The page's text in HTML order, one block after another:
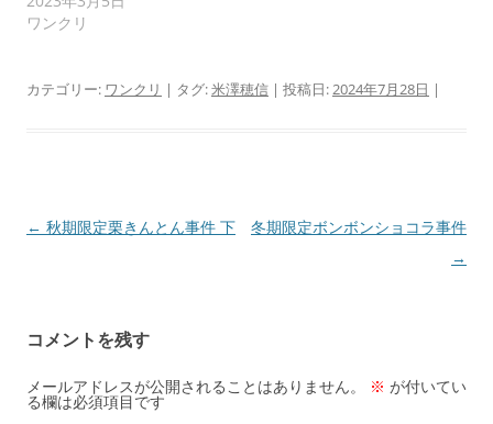
ワンクリ
カテゴリー: ワンクリ | タグ:米澤穂信 | 投稿日:2024年7月28日 |
投
ゲ
ー
シ
← 秋期限定栗きんとん事件 下
冬期限定ボンボンショコラ事件
→
コメントを残す
メールアドレスが公開されることはありません。 ※ が付いてい
る欄は必須項目です